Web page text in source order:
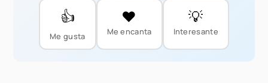
👍
Me gusta
❤️
Me encanta
💡
Interesante